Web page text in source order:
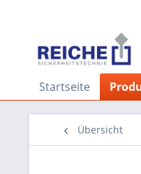
Startseite
Übersicht